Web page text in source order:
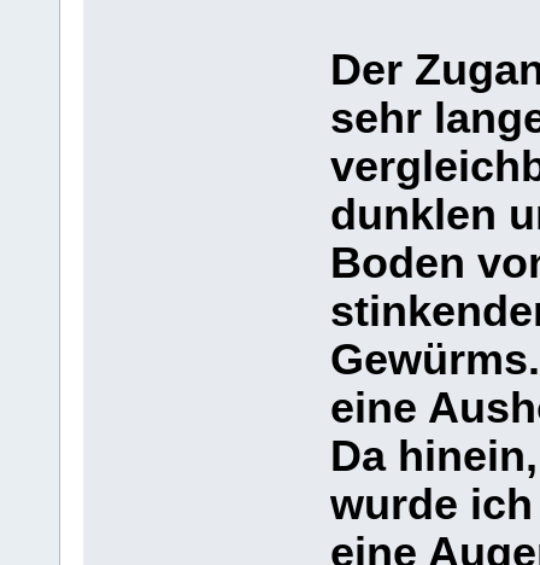
Der
sehr
dunklen
Boden
eine
Da
wurde
eine